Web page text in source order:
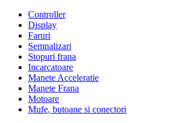
Controller
Display
Faruri
Semnalizari
Stopuri frana
Incarcatoare
Manete Acceleratie
Manete Frana
Motoare
Mufe, butoane si conectori